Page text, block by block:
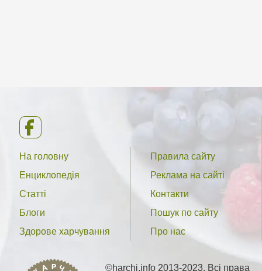
На головну
Енциклопедія
Статті
Блоги
Здорове харчування
Правила сайту
Реклама на сайті
Контакти
Пошук по сайту
Про нас
©harchi.info 2013-2023. Всі права